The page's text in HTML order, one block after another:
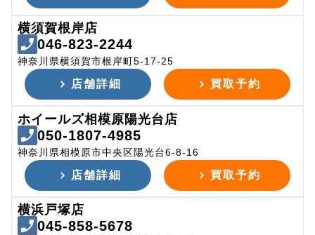
横須賀根岸店
046-823-2244
神奈川県横須賀市根岸町5-17-25
店舗詳細 買取予約
ホイールズ相模原陽光台店
050-1807-4985
神奈川県相模原市中央区陽光台6-8-16
店舗詳細 買取予約
横浜戸塚店
045-858-5678